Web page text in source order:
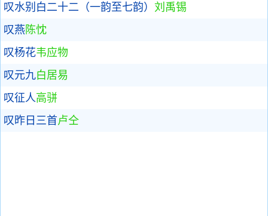
叹水别白二十二（一韵至七韵） 刘禹锡
叹燕 陈忱
叹杨花韦应物
叹元九白居易
叹征人高骈
叹昨日三首卢仝